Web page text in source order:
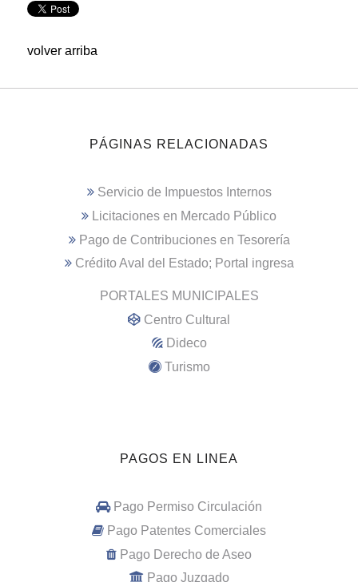
volver arriba
PÁGINAS RELACIONADAS
Servicio de Impuestos Internos
Licitaciones en Mercado Público
Pago de Contribuciones en Tesorería
Crédito Aval del Estado; Portal ingresa
PORTALES MUNICIPALES
Centro Cultural
Dideco
Turismo
PAGOS EN LINEA
Pago Permiso Circulación
Pago Patentes Comerciales
Pago Derecho de Aseo
Pago Juzgado